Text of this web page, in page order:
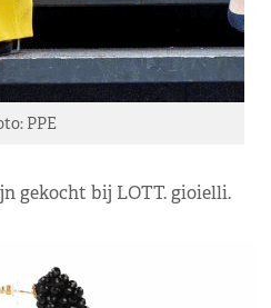
PPE
gekocht bij LOTT. gioielli.